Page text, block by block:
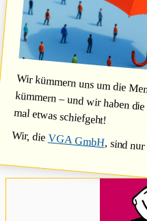
Wir kümmern uns um die
kümmern – und wir haben die
mal etwas schiefgeht!
Wir, dieVGA GmbH, sind